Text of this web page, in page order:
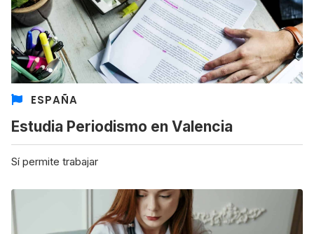
ESPAÑA
Estudia Periodismo en Valencia
Sí permite trabajar